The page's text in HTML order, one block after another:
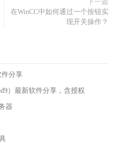
下一篇
在WinCC中如何通过一个按钮实
现开关操作？
件分享
）最新软件分享，含授权
器